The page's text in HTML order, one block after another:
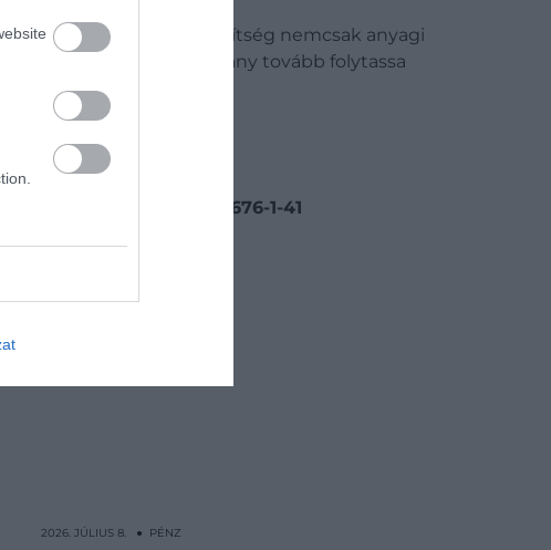
és az önkéntes segítség nemcsak anyagi
hogy az Alapítvány tovább folytassa
teremtsen.
Adószám: 18015676-1-41
2026. JÚLIUS 8. ● PÉNZ